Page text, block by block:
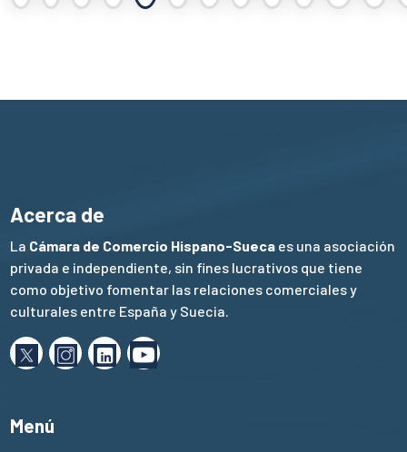
Acerca de
La Cámara de Comercio Hispano-Sueca es una asociación
privada e independiente, sin fines lucrativos que tiene
como objetivo fomentar las relaciones comerciales y
culturales entre España y Suecia.
Menú